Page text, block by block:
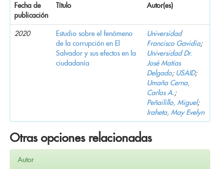
Fecha de
publicación
Título Autor(es)
2020
Estudio sobre el fenómeno
de la corrupción en El
Salvador y sus efectos en la
ciudadanía
Universidad
Francisco Gavidia;
Universidad Dr.
José Matías
Delgado; USAID;
Umaña Cerna,
Carlos A.;
Peñailillo, Miguel;
Iraheta, May Evelyn
Otras opciones relacionadas
Autor